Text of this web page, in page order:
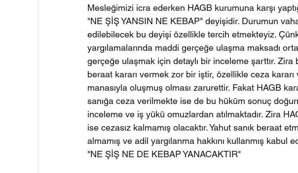
Mesleğimizi icra ederken HAGB kurumuna karşı
"NE ŞİŞ YANSIN NE KEBAP" deyişidir. Durumun
edilebilecek bu deyişi özellikle tercih etmekteyiz.
yargılamalarında maddi gerçeğe ulaşma maksadı
gerçeğe ulaşmak için detaylı bir inceleme şarttır.
beraat kararı vermek zor bir iştir, özellikle ceza
manasıyla oluşmuş olması zarurettir. Fakat HAGB
sanığa ceza verilmekte ise de bu hüküm sonuç
inceleme ve iş yükü omuzlardan atılmaktadır. Zira
ise cezasız kalmamış olacaktır. Yahut sanık beraat
almamış ve adil yargılanma hakkını kullanmış kabul
"NE ŞİŞ NE DE KEBAP YANACAKTIR"